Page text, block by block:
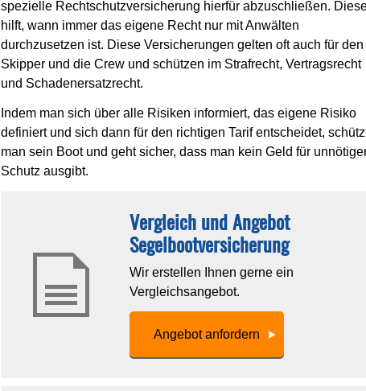
spezielle Rechtschutzversicherung hierfür abzuschließen.
hilft, wann immer das eigene Recht nur mit Anwälten
durchzusetzen ist. Diese Versicherungen gelten oft auch für den
Skipper und die Crew und schützen im Strafrecht, Vertragsrecht
und Schadenersatzrecht.
Indem man sich über alle Risiken informiert, das eigene Risiko
definiert und sich dann für den richtigen Tarif entscheidet,
man sein Boot und geht sicher, dass man kein Geld für
Schutz ausgibt.
Vergleich und Angebot
Segelbootversicherung
Wir erstellen Ihnen gerne ein
Vergleichsangebot.
An­ge­bot an­for­dern